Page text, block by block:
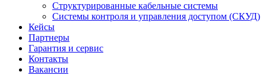
Структурированные кабельные системы
Системы контроля и управления доступом (СКУД)
Кейсы
Партнеры
Гарантия и сервис
Контакты
Вакансии